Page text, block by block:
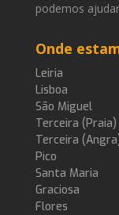
podemos
Onde
Leiria
Lisboa
São Miguel
Terceira (Praia)
Terceira
Pico
Santa Maria
Graciosa
Flores